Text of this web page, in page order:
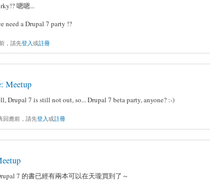
嗯嗯...
need a Drupal 7 party !?
，請先登入或註冊
Meetup
Drupal 7 is still not out, so... Drupal 7 beta party, anyone? :-)
回應前，請先登入或註冊
7 的書已經有兩本可以在天瓏買到了～